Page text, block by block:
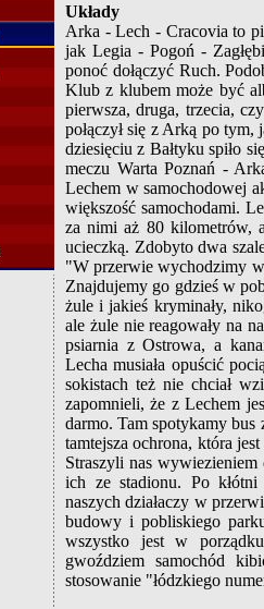
Układy
Arka - Lech - Cracovia to
jak Legia - Pogoń -
ponoć dołączyć Ruch.
Klub z klubem może być
pierwsza, druga, trzecia,
połączył się z Arką po tym,
dziesięciu z Bałtyku spiło
meczu Warta Poznań -
Lechem w samochodowej
większość samochodami.
za nimi aż 80 kilometrów,
ucieczką. Zdobyto dwa
"W przerwie wychodzimy
Znajdujemy go gdzieś w
żule i jakieś kryminały,
ale żule nie reagowały na
psiarnia z Ostrowa, a
Lecha musiała opuścić
sokistach też nie chciał
zapomnieli, że z Lechem
darmo. Tam spotykamy
tamtejsza ochrona, która
Straszyli nas
ich ze stadionu. Po
naszych działaczy w
budowy i pobliskiego
wszystko jest w
gwoździem samochód
stosowanie "łódzkiego